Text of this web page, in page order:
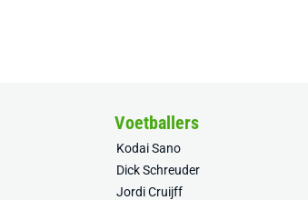
Voetballers
Kodai Sano
Dick Schreuder
Jordi Cruijff